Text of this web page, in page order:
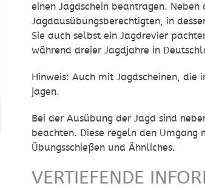
einen Jagdschein beantragen.
Jagdausübungsberechtigten, in
Sie auch selbst ein Jagdrevier
während dreier Jagdjahre in
Hinweis: Auch mit Jagdscheinen,
jagen.
Bei der Ausübung der Jagd sind
beachten. Diese regeln den
Übungsschießen und Ähnliches.
VERTIEFENDE